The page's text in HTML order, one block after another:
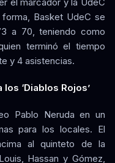
Basket UdeC se
a 70, teniendo como
terminó el tiempo
y 4 asistencias.
‘Diablos Rojos’
Pablo Neruda en un
para los locales. El
al quinteto de la
Hassan y Gómez,